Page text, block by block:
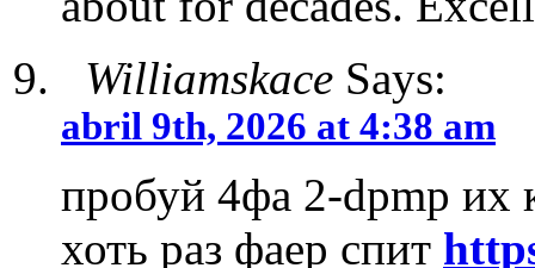
Williamskace Says:
abril 9th, 2026 at 4:38 am
пробуй 4фа 2-dpmp их
хоть раз фаер спит